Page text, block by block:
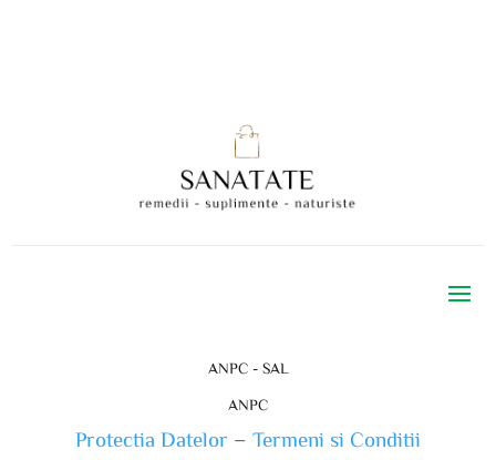
ANPC - SAL
ANPC
Protectia Datelor – Termeni si Conditii